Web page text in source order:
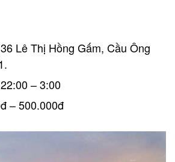
Lê Thị Hồng Gấm, Cầu Ông
– 3:00
– 500.000đ